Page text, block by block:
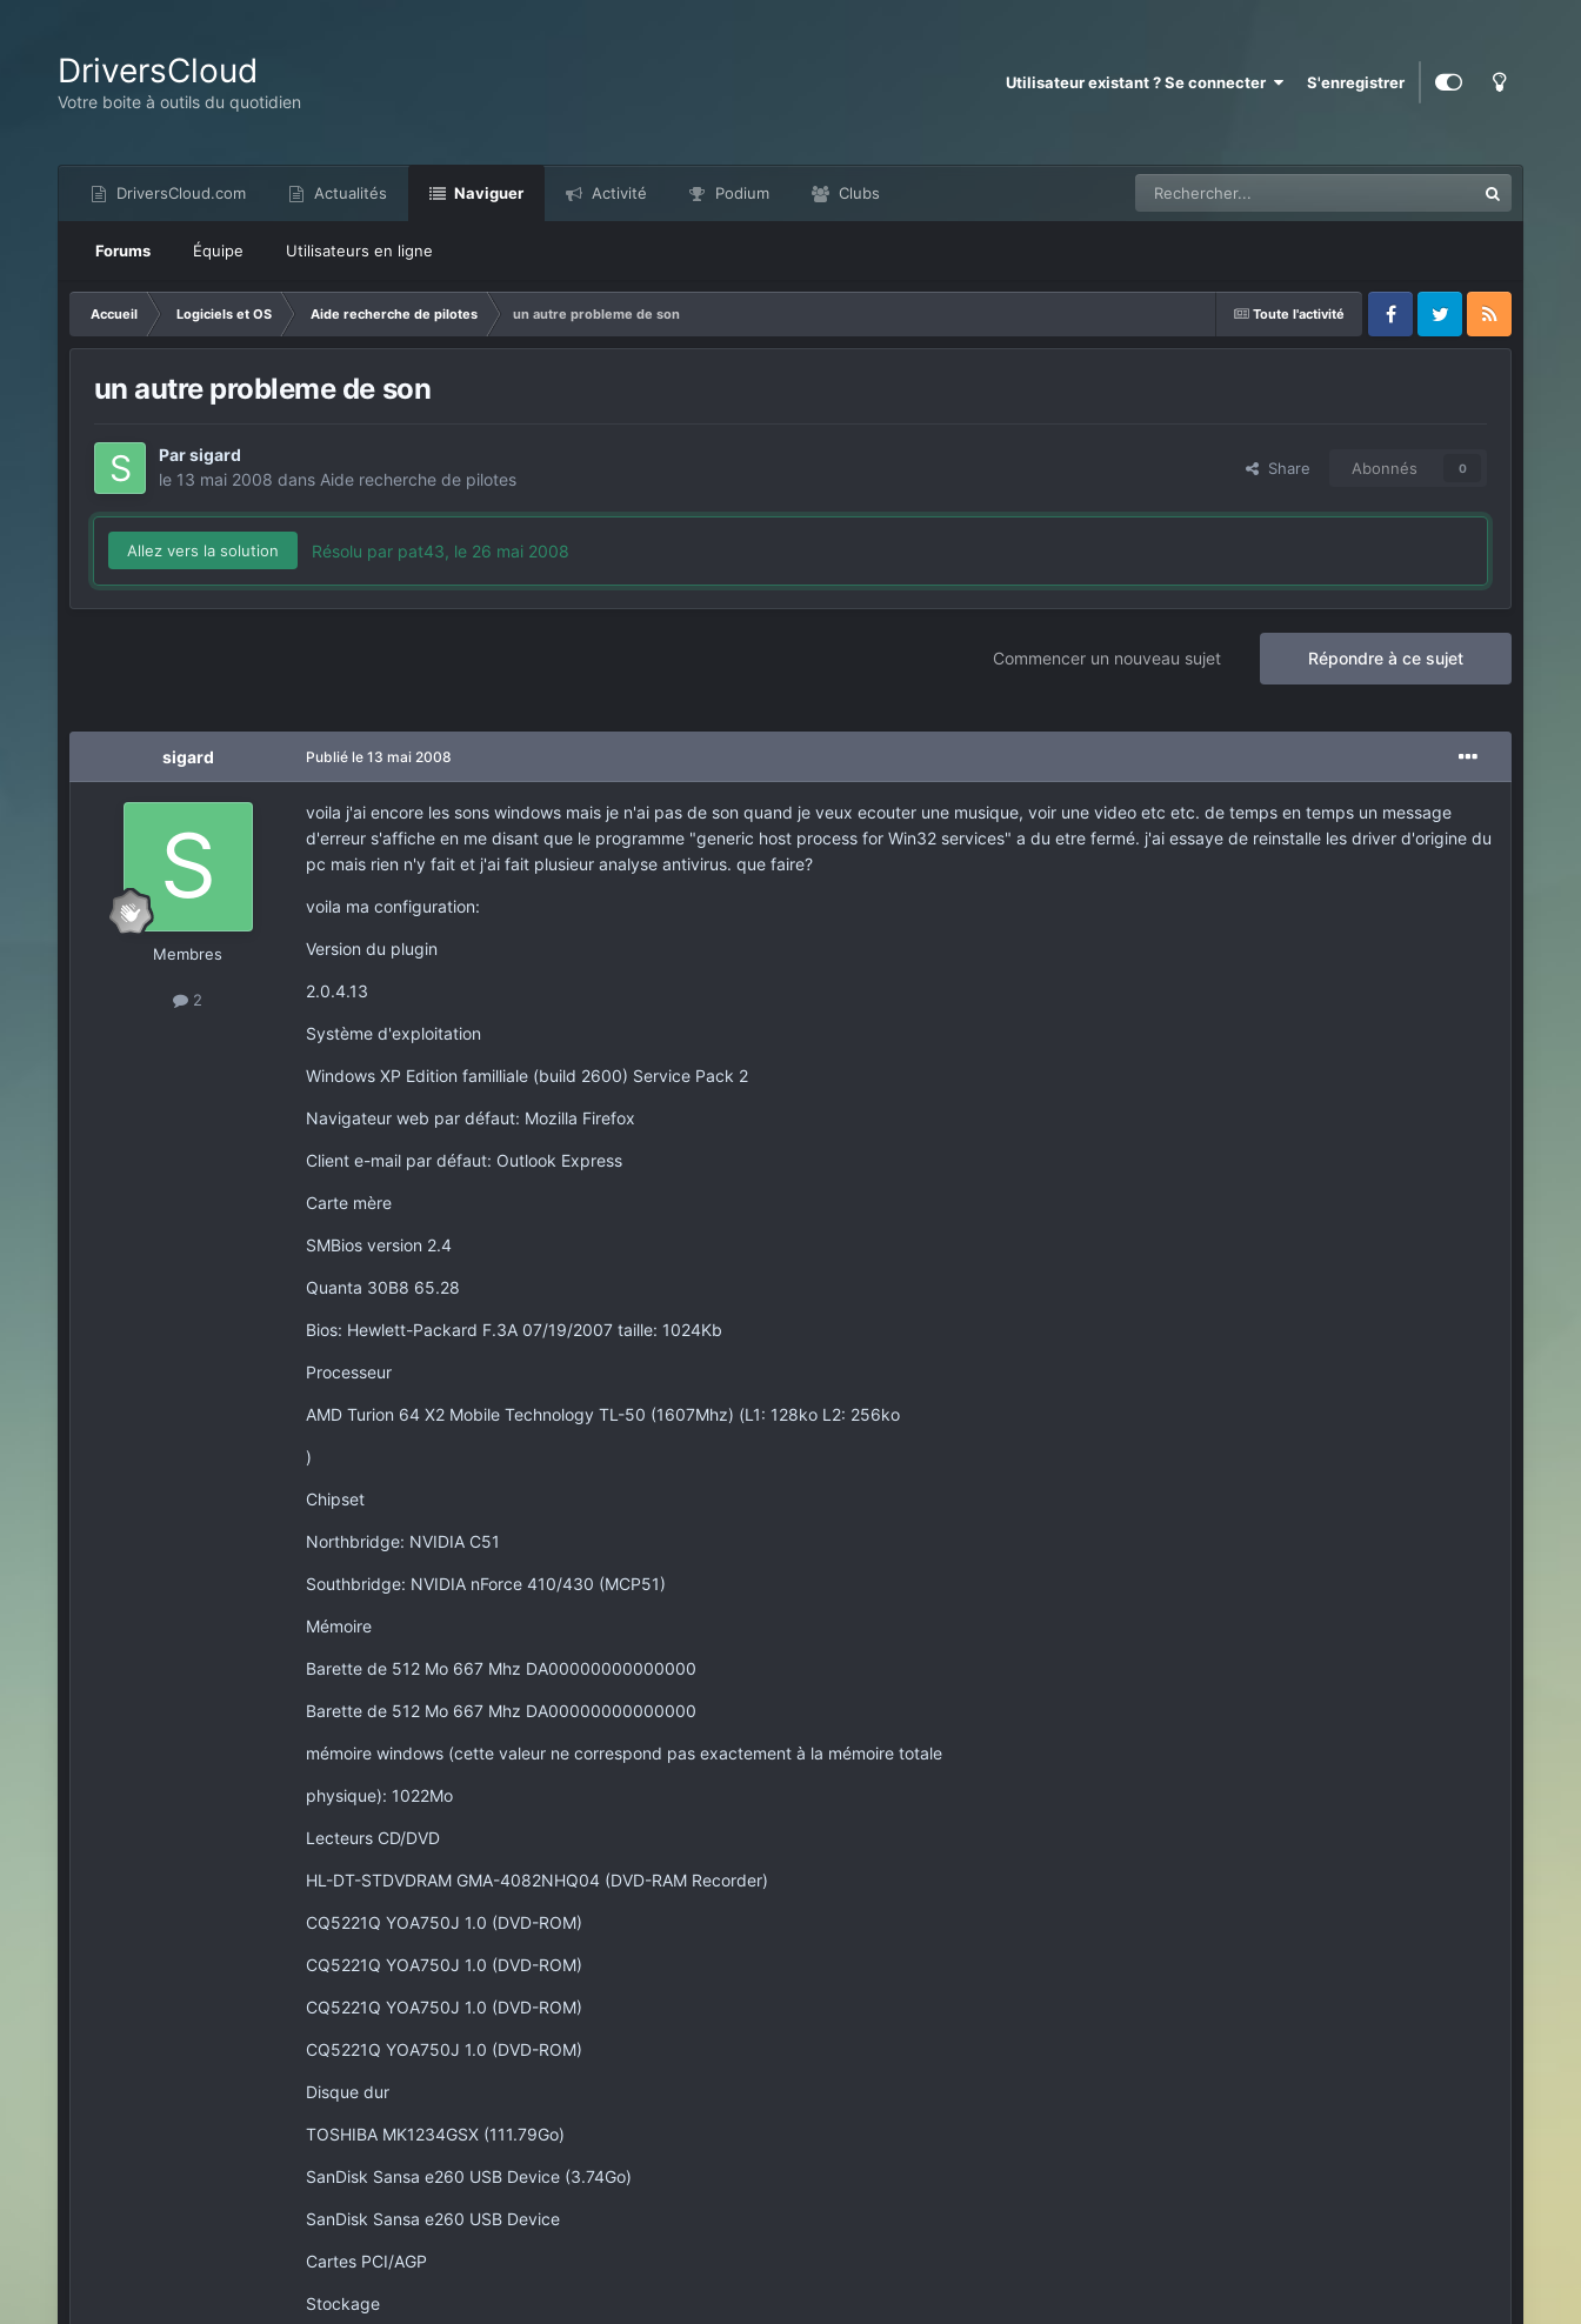
DriversCloud
Votre boite à outils du quotidien
Utilisateur existant ? Se connecter S'enregistrer
DriversCloud.com Actualités Naviguer
Forums Équipe Utilisateurs en ligne
Activité Podium Clubs
Toute l'activité
Accueil Logiciels et OS Aide recherche de pilotes
un autre probleme de son
FacebookTwitter RSS
un autre probleme de son
Parsigard
le 13 mai 2008 dans Aide recherche de pilotes
Share Abonnés 0
Allez vers la solution Résolu par pat43, le 26 mai 2008
Répondre à ce sujet
Commencer un nouveau sujet
sigard
Membres
2
Publié le 13 mai 2008
voila j'ai encore les sons windows mais je n'ai pas de son quand je veux ecouter une musique, voir une video etc etc. de temps en temps un message
d'erreur s'affiche en me disant que le programme "generic host process for Win32 services" a du etre fermé. j'ai essaye de reinstalle les driver d'origine du
pc mais rien n'y fait et j'ai fait plusieur analyse antivirus. que faire?
voila ma configuration:
Version du plugin
2.0.4.13
Système d'exploitation
Windows XP Edition familliale (build 2600) Service Pack 2
Navigateur web par défaut: Mozilla Firefox
Client e-mail par défaut: Outlook Express
Carte mère
SMBios version 2.4
Quanta 30B8 65.28
Bios: Hewlett-Packard F.3A 07/19/2007 taille: 1024Kb
Processeur
AMD Turion 64 X2 Mobile Technology TL-50 (1607Mhz) (L1: 128ko L2: 256ko
)
Chipset
Northbridge: NVIDIA C51
Southbridge: NVIDIA nForce 410/430 (MCP51)
Mémoire
Barette de 512 Mo 667 Mhz DA00000000000000
Barette de 512 Mo 667 Mhz DA00000000000000
mémoire windows (cette valeur ne correspond pas exactement à la mémoire totale
physique): 1022Mo
Lecteurs CD/DVD
HL-DT-STDVDRAM GMA-4082NHQ04 (DVD-RAM Recorder)
CQ5221Q YOA750J 1.0 (DVD-ROM)
CQ5221Q YOA750J 1.0 (DVD-ROM)
CQ5221Q YOA750J 1.0 (DVD-ROM)
CQ5221Q YOA750J 1.0 (DVD-ROM)
Disque dur
TOSHIBA MK1234GSX (111.79Go)
SanDisk Sansa e260 USB Device (3.74Go)
SanDisk Sansa e260 USB Device
Cartes PCI/AGP
Stockage